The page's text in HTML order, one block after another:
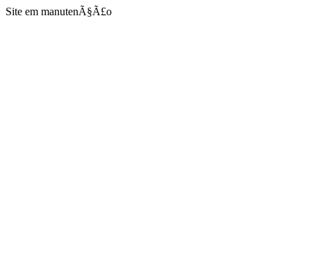
Site em manutenÃ§Ã£o